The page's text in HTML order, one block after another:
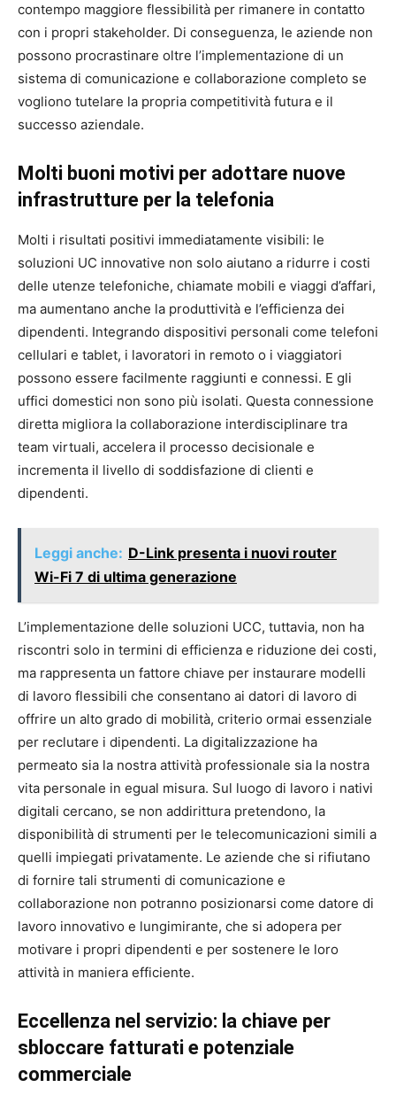
contempo maggiore flessibilità per rimanere in contatto
con i propri stakeholder. Di conseguenza, le aziende non
possono procrastinare oltre l’implementazione di un
sistema di comunicazione e collaborazione completo se
vogliono tutelare la propria competitività futura e il
successo aziendale.
Molti buoni motivi per adottare nuove
infrastrutture per la telefonia
Molti i risultati positivi immediatamente visibili: le
soluzioni UC innovative non solo aiutano a ridurre i costi
delle utenze telefoniche, chiamate mobili e viaggi d’affari,
ma aumentano anche la produttività e l’efficienza dei
dipendenti. Integrando dispositivi personali come telefoni
cellulari e tablet, i lavoratori in remoto o i viaggiatori
possono essere facilmente raggiunti e connessi. E gli
uffici domestici non sono più isolati. Questa connessione
diretta migliora la collaborazione interdisciplinare tra
team virtuali, accelera il processo decisionale e
incrementa il livello di soddisfazione di clienti e
dipendenti.
Leggi anche: D-Link presenta i nuovi router
Wi-Fi 7 di ultima generazione
L’implementazione delle soluzioni UCC, tuttavia, non ha
riscontri solo in termini di efficienza e riduzione dei costi,
ma rappresenta un fattore chiave per instaurare modelli
di lavoro flessibili che consentano ai datori di lavoro di
offrire un alto grado di mobilità, criterio ormai essenziale
per reclutare i dipendenti. La digitalizzazione ha
permeato sia la nostra attività professionale sia la nostra
vita personale in egual misura. Sul luogo di lavoro i nativi
digitali cercano, se non addirittura pretendono, la
disponibilità di strumenti per le telecomunicazioni simili a
quelli impiegati privatamente. Le aziende che si rifiutano
di fornire tali strumenti di comunicazione e
collaborazione non potranno posizionarsi come datore di
lavoro innovativo e lungimirante, che si adopera per
motivare i propri dipendenti e per sostenere le loro
attività in maniera efficiente.
Eccellenza nel servizio: la chiave per
sbloccare fatturati e potenziale
commerciale